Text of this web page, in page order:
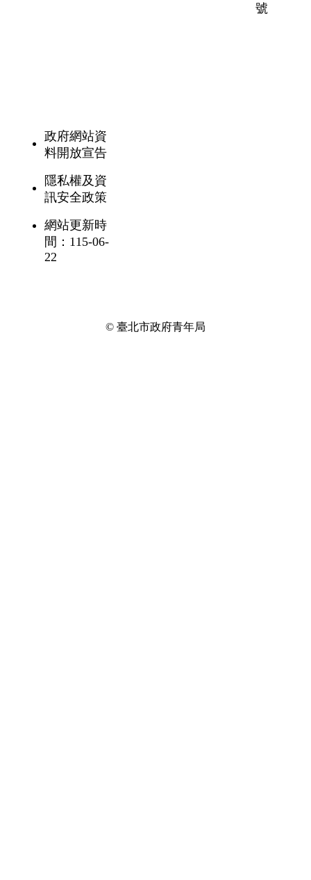
號
政府網站資
料開放宣告
隱私權及資
訊安全政策
網站更新時
間：115-06-
22
© 臺北市政府青年局